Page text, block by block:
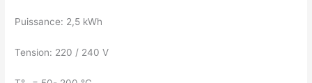
Puissance: 2,5 kWh
Tension: 220 / 240 V